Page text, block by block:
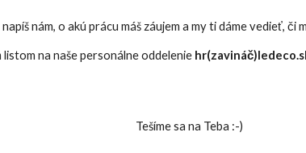
nám, o akú prácu máš záujem a my ti dáme vedieť, či
na naše personálne oddelenie
Tešíme sa na Teba :-)